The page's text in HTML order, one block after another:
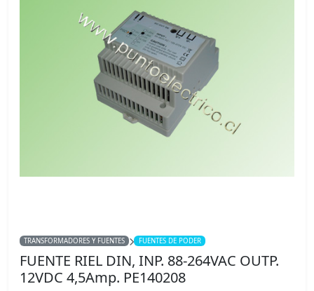
TRANSFORMADORES Y FUENTES FUENTES DE PODER
FUENTE RIEL DIN, INP. 88-264VAC OUTP.
12VDC 4,5Amp. PE140208